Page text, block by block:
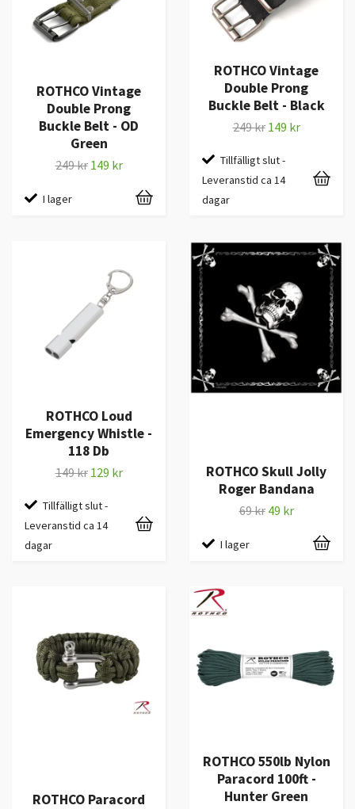
ROTHCO Vintage
Double Prong
Buckle Belt - OD
Green
249 kr 149 kr
I lager
ROTHCO Vintage
Double Prong
Buckle Belt - Black
249 kr 149 kr
Tillfälligt slut -
Leveranstid ca 14
dagar
ROTHCO Loud
Emergency Whistle -
118 Db
149 kr 129 kr
Tillfälligt slut -
Leveranstid ca 14
dagar
ROTHCO Skull Jolly
Roger Bandana
69 kr 49 kr
I lager
ROTHCO Paracord
ROTHCO 550lb Nylon
Paracord 100ft -
Hunter Green